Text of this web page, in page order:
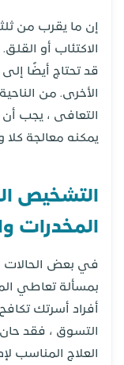
إن ما يقرب من
الاكتئاب أو
قد تحتاج أيضًا
الأخرى. من
التعافى ، يجب أن
يمكنه معالجة
التشخيص
المخدرات
في بعض الحالات
بمسألة تعاطي
أفراد أسرتك
التسوق ، فقد
العلاج المناسب